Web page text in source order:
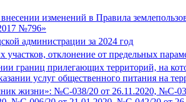
изменений в Правила
№796»
администрации за 2024 год
отклонение от предельных
прилегающих территорий, на
услуг общественного питания на
жизни»: №С-038/20 от 26.11.2020, №С-